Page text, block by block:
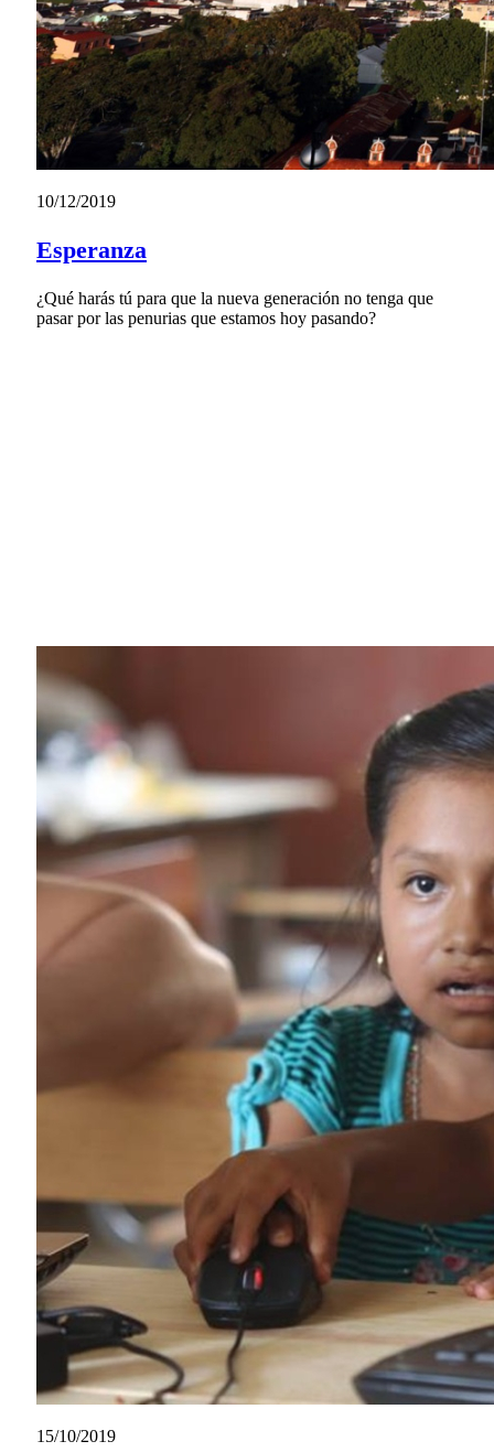
10/12/2019
Esperanza
¿Qué harás tú para que la nueva generación no tenga que
pasar por las penurias que estamos hoy pasando?
15/10/2019